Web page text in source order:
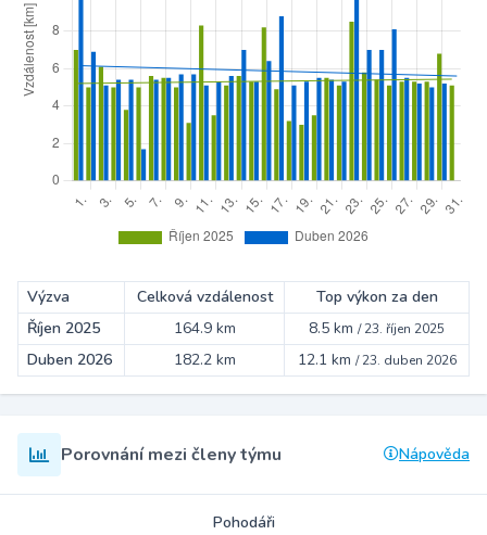
Výzva Celková vzdálenost
Top výkon za den
Říjen 2025
164.9 km 8.5 km /23. říjen 2025
Duben 2026 182.2 km 12.1 km /23. duben 2026
Porovnání mezi členy týmu Nápověda
Pohodáři